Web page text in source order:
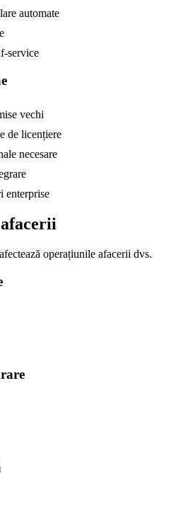
automate
service
vechi
de licențiere
necesare
enterprise
operațiunile afacerii dvs.